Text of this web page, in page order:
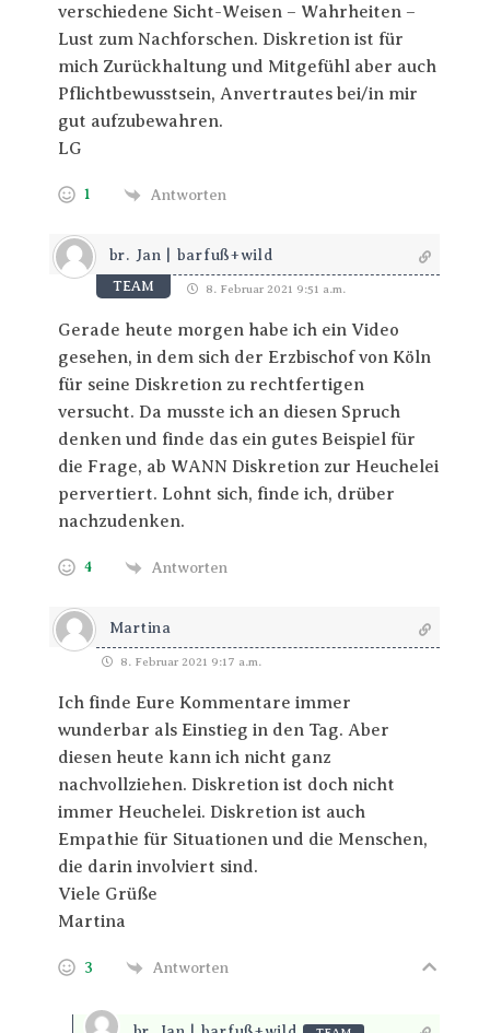
verschiedene Sicht-Weisen – Wahrheiten –
Lust zum Nachforschen. Diskretion ist für
mich Zurückhaltung und Mitgefühl aber auch
Pflichtbewusstsein, Anvertrautes bei/in mir
gut aufzubewahren.
LG
1 Antworten
br. Jan | barfuß+wild
TEAM
8. Februar 2021 9:51 a.m.
Gerade heute morgen habe ich ein Video
gesehen, in dem sich der Erzbischof von Köln
für seine Diskretion zu rechtfertigen
versucht. Da musste ich an diesen Spruch
denken und finde das ein gutes Beispiel für
die Frage, ab WANN Diskretion zur Heuchelei
pervertiert. Lohnt sich, finde ich, drüber
nachzudenken.
4 Antworten
Martina
8. Februar 2021 9:17 a.m.
Ich finde Eure Kommentare immer
wunderbar als Einstieg in den Tag. Aber
diesen heute kann ich nicht ganz
nachvollziehen. Diskretion ist doch nicht
immer Heuchelei. Diskretion ist auch
Empathie für Situationen und die Menschen,
die darin involviert sind.
Viele Grüße
Martina
3 Antworten